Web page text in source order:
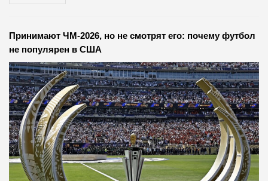
Принимают ЧМ-2026, но не смотрят его: почему футбол
не популярен в США